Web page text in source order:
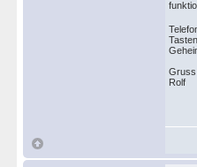
Gruss
Rolf